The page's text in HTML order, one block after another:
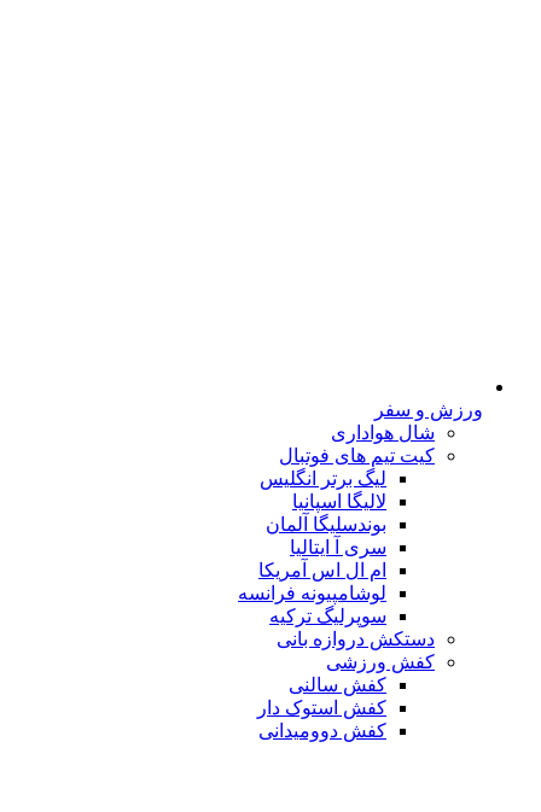
ورزش و سفر
شال هواداری
کیت تیم های فوتبال
لیگ برتر انگلیس
لالیگا اسپانیا
بوندسلیگا آلمان
سری آ ایتالیا
ام ال اس آمریکا
لوشامپیونه فرانسه
سوپرلیگ ترکیه
دستکش دروازه بانی
کفش ورزشی
کفش سالنی
کفش استوک دار
کفش دوومیدانی